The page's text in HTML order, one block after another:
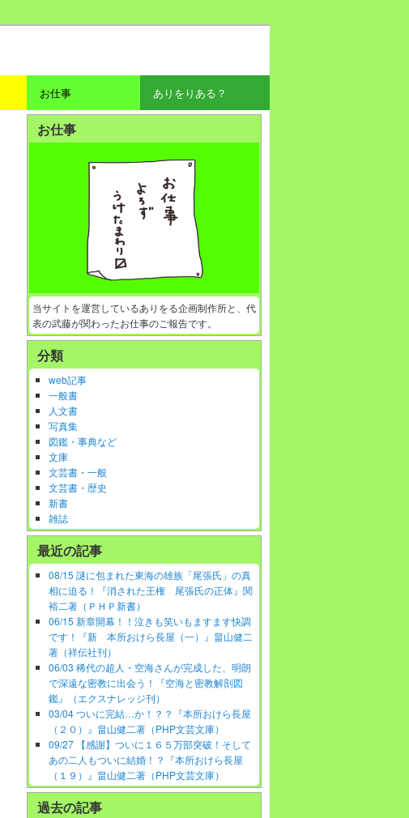
お仕事 ありをりある？
お仕事
当サイトを運営しているありをる企画制作所と、代
表の武藤が関わったお仕事のご報告です。
分類
web記事
一般書
人文書
写真集
図鑑・事典など
文庫
文芸書・一般
文芸書・歴史
新書
雑誌
最近の記事
08/15 謎に包まれた東海の雄族「尾張氏」の真
相に迫る！『消された王権 尾張氏の正体』関
裕二著（ＰＨＰ新書）
06/15 新章開幕！！泣きも笑いもますます快調
です！『新 本所おけら長屋（一）』畠山健二
著（祥伝社刊）
06/03 稀代の超人・空海さんが完成した、明朗
で深遠な密教に出会う！『空海と密教解剖図
鑑』（エクスナレッジ刊）
03/04 ついに完結…か！？？『本所おけら長屋
（２０）』畠山健二著（PHP文芸文庫）
09/27 【感謝】ついに１６５万部突破！そして
あの二人もついに結婚！？『本所おけら長屋
（１９）』畠山健二著（PHP文芸文庫）
過去の記事